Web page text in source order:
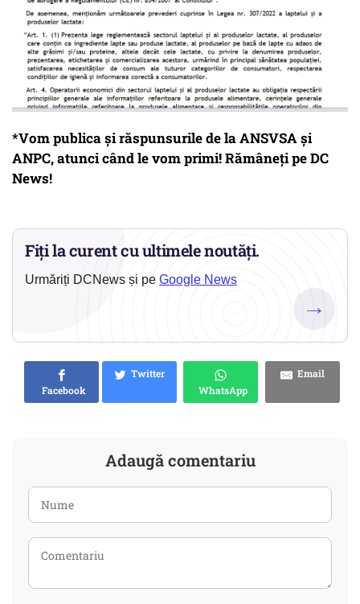
*Vom publica și răspunsurile de la ANSVSA și
ANPC, atunci când le vom primi! Rămâneți pe DC
News!
Fiți la curent cu ultimele noutăți.
Urmăriți DCNews și pe Google News
→
Facebook
Twitter
WhatsApp
Email
Adaugă comentariu